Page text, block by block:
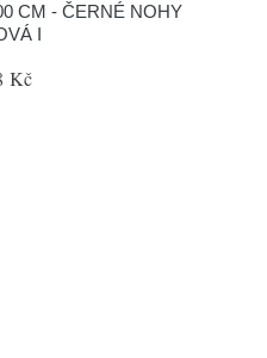
CM - ČERNÉ NOHY
I
Kč